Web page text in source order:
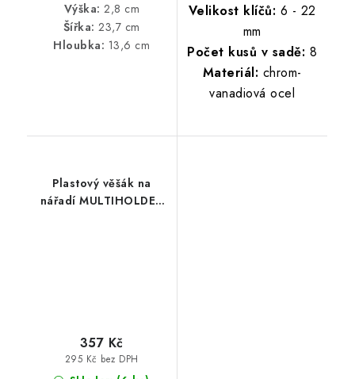
Výška: 2,8 cm
Šířka: 23,7 cm
Hloubka: 13,6 cm
Velikost klíčů: 6 - 22
mm
Počet kusů v sadě: 8
Materiál: chrom-
vanadiová ocel
Plastový věšák na
nářadí MULTIHOLDER
295 Kč bez DPH
357 Kč